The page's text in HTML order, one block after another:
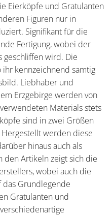
Eierköpfe und Gratulanten
Figuren nur in
Signifikant für die
Fertigung, wobei der
geschliffen wird. Die
ihr kennzeichnend samtig
Liebhaber und
Erzgebirge werden von
Materials stets
sind in zwei Größen
werden diese
hinaus auch als
den Artikeln zeigt sich die
wobei auch die
Grundlegende
Gratulanten und